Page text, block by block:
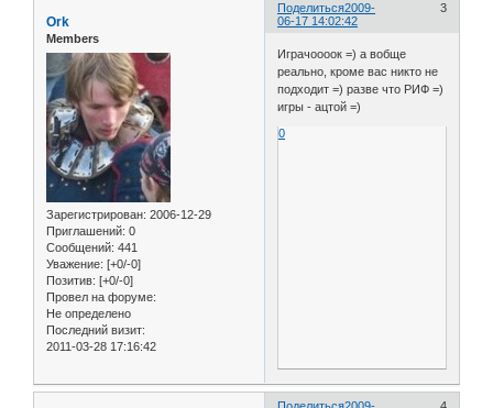
Поделиться 3
2009-
06-17 14:02:42
Ork
Members
Зарегистрирован: 2006-12-29
Приглашений: 0
Сообщений: 441
Уважение: [+0/-0]
Позитив: [+0/-0]
Провел на форуме:
Не определено
Последний визит:
2011-03-28 17:16:42
Играчоооок =) а вобще
реально, кроме вас никто не
подходит =) разве что РИФ =)
игры - ацтой =)
0